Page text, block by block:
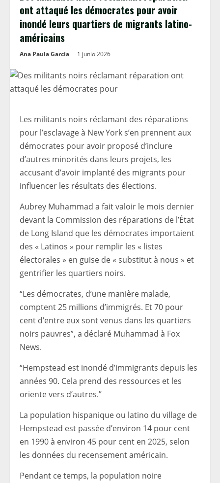
ont attaqué les démocrates pour avoir
inondé leurs quartiers de migrants latino-
américains
Ana Paula García 1 junio 2026
Les militants noirs réclamant des réparations
pour l’esclavage à New York s’en prennent aux
démocrates pour avoir proposé d’inclure
d’autres minorités dans leurs projets, les
accusant d’avoir implanté des migrants pour
influencer les résultats des élections.
Aubrey Muhammad a fait valoir le mois dernier
devant la Commission des réparations de l’État
de Long Island que les démocrates importaient
des « Latinos » pour remplir les « listes
électorales » en guise de « substitut à nous » et
gentrifier les quartiers noirs.
“Les démocrates, d’une manière malade,
comptent 25 millions d’immigrés. Et 70 pour
cent d’entre eux sont venus dans les quartiers
noirs pauvres”, a déclaré Muhammad à Fox
News.
“Hempstead est inondé d’immigrants depuis les
années 90. Cela prend des ressources et les
oriente vers d’autres.”
La population hispanique ou latino du village de
Hempstead est passée d’environ 14 pour cent
en 1990 à environ 45 pour cent en 2025, selon
les données du recensement américain.
Pendant ce temps, la population noire